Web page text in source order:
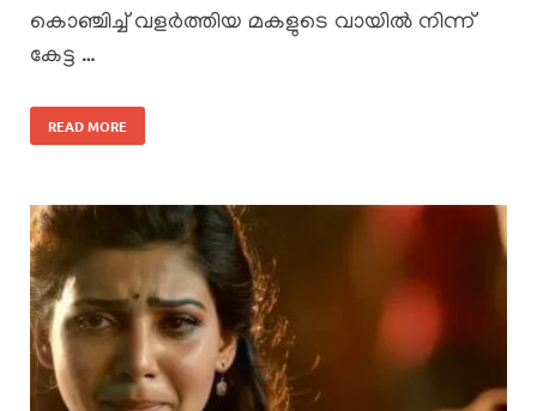
കൊഞ്ചിച്ച് വളർത്തിയ മകളുടെ വായിൽ നിന്ന്
കേട്ട …
READ MORE